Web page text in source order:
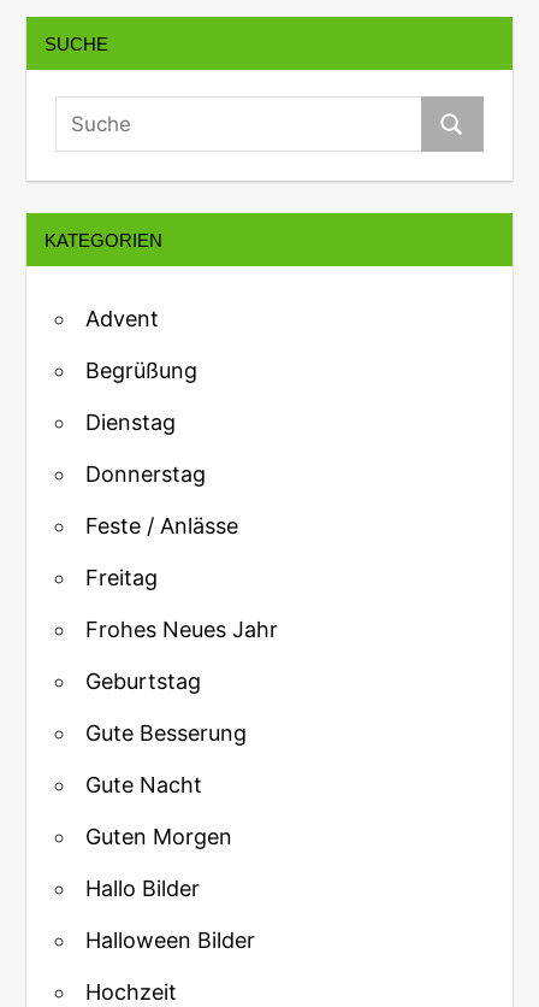
SUCHE
KATEGORIEN
Advent
Begrüßung
Dienstag
Donnerstag
Feste / Anlässe
Freitag
Frohes Neues Jahr
Geburtstag
Gute Besserung
Gute Nacht
Guten Morgen
Hallo Bilder
Halloween Bilder
Hochzeit